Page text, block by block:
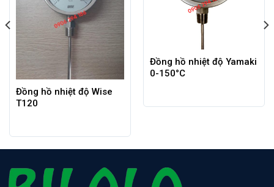
Đồng hồ nhiệt độ Wise
T120
Đồng hồ nhiệt độ Yamaki
0-150°C